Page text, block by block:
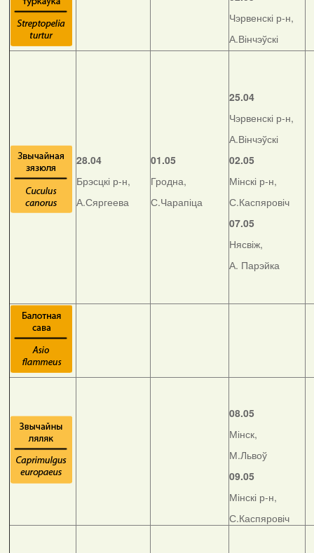
Чэрвенскі р-н,
А.Вінчэўскі
28.04
Брэсцкі р-н,
А.Сяргеева
01.05
Гродна,
С.Чарапіца
25.04
Чэрвенскі р-н,
А.Вінчэўскі
02.05
Мінскі р-н,
С.Каспяровіч
07.05
Нясвіж,
А. Парэйка
08.05
Мінск,
М.Львоў
09.05
Мінскі р-н,
С.Каспяровіч